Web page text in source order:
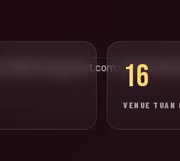
2026 di popadvert.com. Konten
16
VENUE TUAN